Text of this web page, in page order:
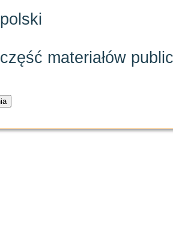
polski
część materiałów